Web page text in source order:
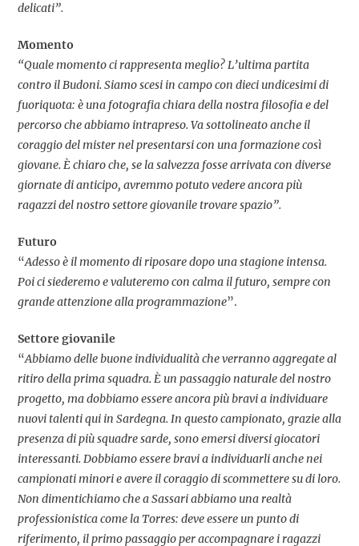
delicati”.
Momento
“Quale momento ci rappresenta meglio? L’ultima partita
contro il Budoni. Siamo scesi in campo con dieci undicesimi di
fuoriquota: è una fotografia chiara della nostra filosofia e del
percorso che abbiamo intrapreso. Va sottolineato anche il
coraggio del mister nel presentarsi con una formazione così
giovane. È chiaro che, se la salvezza fosse arrivata con diverse
giornate di anticipo, avremmo potuto vedere ancora più
ragazzi del nostro settore giovanile trovare spazio”.
Futuro
“Adesso è il momento di riposare dopo una stagione intensa.
Poi ci siederemo e valuteremo con calma il futuro, sempre con
grande attenzione alla programmazione”.
Settore giovanile
“Abbiamo delle buone individualità che verranno aggregate al
ritiro della prima squadra. È un passaggio naturale del nostro
progetto, ma dobbiamo essere ancora più bravi a individuare
nuovi talenti qui in Sardegna. In questo campionato, grazie alla
presenza di più squadre sarde, sono emersi diversi giocatori
interessanti. Dobbiamo essere bravi a individuarli anche nei
campionati minori e avere il coraggio di scommettere su di loro.
Non dimentichiamo che a Sassari abbiamo una realtà
professionistica come la Torres: deve essere un punto di
riferimento, il primo passaggio per accompagnare i ragazzi